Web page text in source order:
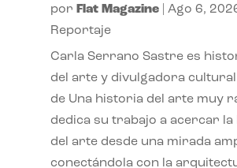
por Flat Magazine| Ago 6,
Reportaje
Carla Serrano Sastre es
del arte y divulgadora
de Una historia del arte muy
dedica su trabajo a acercar
del arte desde una mirada
conectándola con la